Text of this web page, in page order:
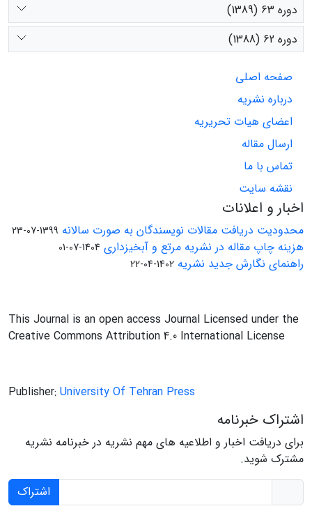
دوره 63 (1389)
دوره 62 (1388)
صفحه اصلی
درباره نشریه
اعضای هیات تحریریه
ارسال مقاله
تماس با ما
نقشه سایت
اخبار و اعلانات
محدودیت دریافت مقالات نویسندگان به صورت سالانه 1399-07-23
هزینه چاپ مقاله در نشریه مرتع و آبخیزداری 1404-07-01
راهنمای نگارش جدید نشریه 1402-04-22
This Journal is an open access Journal Licensed under the
Creative Commons Attribution 4.0 International License
Publisher: University Of Tehran Press
اشتراک خبرنامه
برای دریافت اخبار و اطلاعیه های مهم نشریه در خبرنامه نشریه
مشترک شوید.
اشتراک